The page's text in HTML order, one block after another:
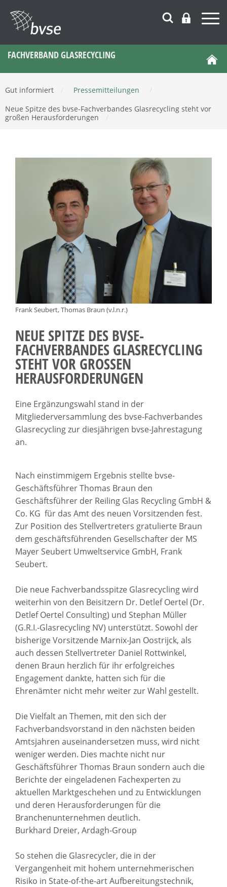
FACHVERBAND GLASRECYCLING
Gut informiert Pressemitteilungen
Neue Spitze des bvse-Fachverbandes Glasrecycling steht vor
großen Herausforderungen
Frank Seubert, Thomas Braun (v.l.n.r.)
NEUE SPITZE DES BVSE-
FACHVERBANDES GLASRECYCLING
STEHT VOR GROSSEN H
ERAUSFORDERUNGEN
Eine Ergänzungswahl stand in der
Mitgliederversammlung des bvse-Fachverbandes
Glasrecycling zur diesjährigen bvse-Jahrestagung
an.
Nach einstimmigem Ergebnis stellte bvse-
Geschäftsführer Thomas Braun den
Geschäftsführer der Reiling Glas Recycling GmbH &
Co. KG für das Amt des neuen Vorsitzenden fest.
Zur Position des Stellvertreters gratulierte Braun
dem geschäftsführenden Gesellschafter der MS
Mayer Seubert Umweltservice GmbH, Frank
Seubert.
Die neue Fachverbandsspitze Glasrecycling wird
weiterhin von den Beisitzern Dr. Detlef Oertel (Dr.
Detlef Oertel Consulting) und Stephan Müller
(G.R.I.-Glasrecycling NV) unterstützt. Sowohl der
bisherige Vorsitzende Marnix-Jan Oostrijck, als
auch dessen Stellvertreter Daniel Rottwinkel,
denen Braun herzlich für ihr erfolgreiches
Engagement dankte, hatten sich für die
Ehrenämter nicht mehr weiter zur Wahl gestellt.
Die Vielfalt an Themen, mit den sich der
Fachverbandsvorstand in den nächsten beiden
Amtsjahren auseinandersetzen muss, wird nicht
weniger werden. Dies machte nicht nur
Geschäftsführer Thomas Braun sondern auch die
Berichte der eingeladenen Fachexperten zu
aktuellen Marktgeschehen und zu Entwicklungen
und deren Herausforderungen für die
Branchenunternehmen deutlich.
Burkhard Dreier, Ardagh-Group
So stehen die Glasrecycler, die in der
Vergangenheit mit hohem unternehmerischen
Risiko in State-of-the-art Aufbereitungstechnik,